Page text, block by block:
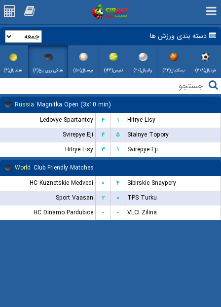
دسته بندی ورزش ها
فوتبال(۲۰۸) بسکتبال(۴۴) والیبال(۲۰) تنیس(۱۴۴) بیسبال(۵۰) هاکی روی یخ(۶) هندبال(۴)
Russia Magnitka Open (3x10 min)
Ledovye Spartantcy
۴ ۱
Hitrye Lisy
Svirepye Eji
۴ ۵
Stalnye Topory
Hitrye Lisy
۳ ۱
Svirepye Eji
World Club Friendly Matches
HC Kuznetskie Medvedi
۰ ۴
Sibirskie Snaypery
Sport Vaasan
۲ ۰
TPS Turku
HC Dinamo Pardubice
- - VLCI Zilina